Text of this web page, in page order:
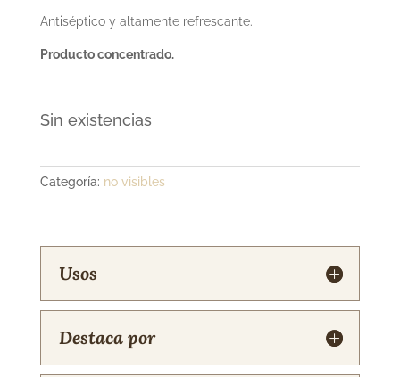
Antiséptico y altamente refrescante.
Producto concentrado.
Sin existencias
Categoría: no visibles
Usos
Destaca por